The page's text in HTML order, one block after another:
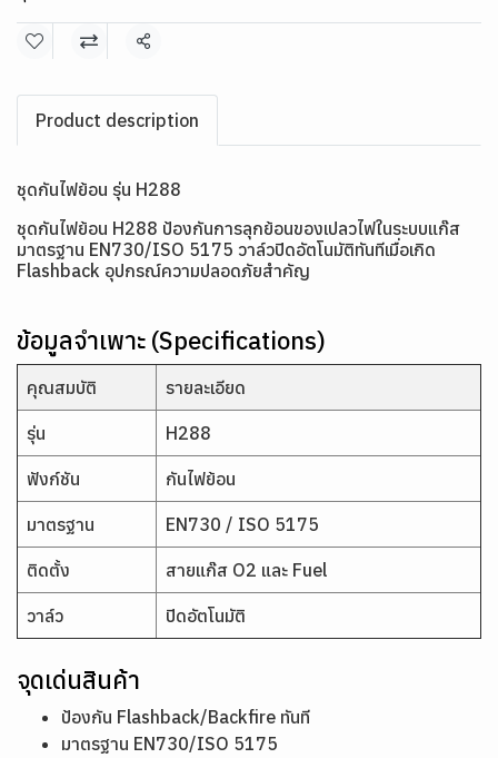
แชร์
Product description
ชุดกันไฟย้อน รุ่น H288
ชุดกันไฟย้อน H288 ป้องกันการลุกย้อนของเปลวไฟในระบบแก๊ส
มาตรฐาน EN730/ISO 5175 วาล์วปิดอัตโนมัติทันทีเมื่อเกิด
Flashback อุปกรณ์ความปลอดภัยสำคัญ
ข้อมูลจำเพาะ (Specifications)
คุณสมบัติ รายละเอียด
รุ่น H288
ฟังก์ชัน กันไฟย้อน
มาตรฐาน EN730 / ISO 5175
ติดตั้ง สายแก๊ส O2 และ Fuel
วาล์ว ปิดอัตโนมัติ
จุดเด่นสินค้า
ป้องกัน Flashback/Backfire ทันที
มาตรฐาน EN730/ISO 5175